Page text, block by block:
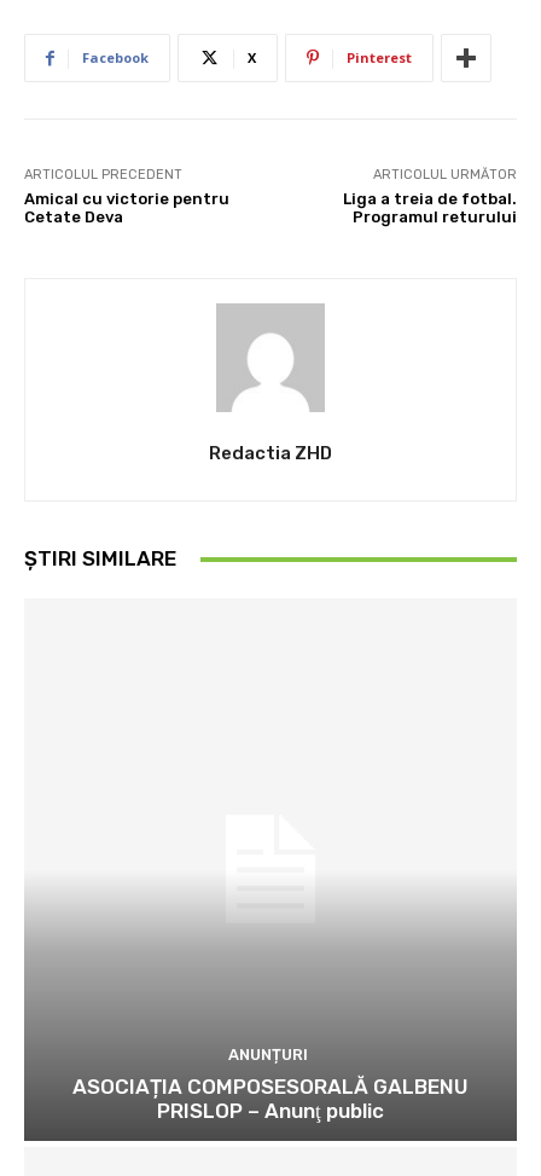
Facebook X Pinterest
ARTICOLUL PRECEDENT
Amical cu victorie pentru
Cetate Deva
ARTICOLUL URMĂTOR
Liga a treia de fotbal.
Programul returului
Redactia ZHD
ȘTIRI SIMILARE
ANUNȚURI
ASOCIAȚIA COMPOSESORALĂ GALBENU
PRISLOP – Anunţ public